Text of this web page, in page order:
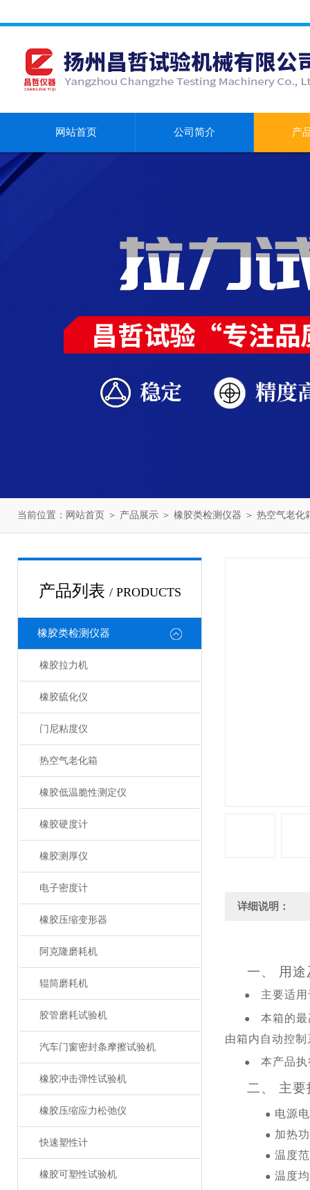
网站首页 公司简介 产
当前位置： 网站首页 ＞ 产品展示 ＞ 橡胶类检测仪器 ＞ 热空气老化
产品列表 / PRODUCTS
橡胶类检测仪器
橡胶拉力机
橡胶硫化仪
门尼粘度仪
热空气老化箱
橡胶低温脆性测定仪
橡胶硬度计
橡胶测厚仪
电子密度计
橡胶压缩变形器
阿克隆磨耗机
辊筒磨耗机
胶管磨耗试验机
汽车门窗密封条摩擦试验机
橡胶冲击弹性试验机
橡胶压缩应力松弛仪
快速塑性计
橡胶可塑性试验机
详细说明：
一、 用
● 主要适
● 本箱的
由箱内自动控
● 本产品执
二、 主要
● 电源
● 加热
● 温度
● 温度